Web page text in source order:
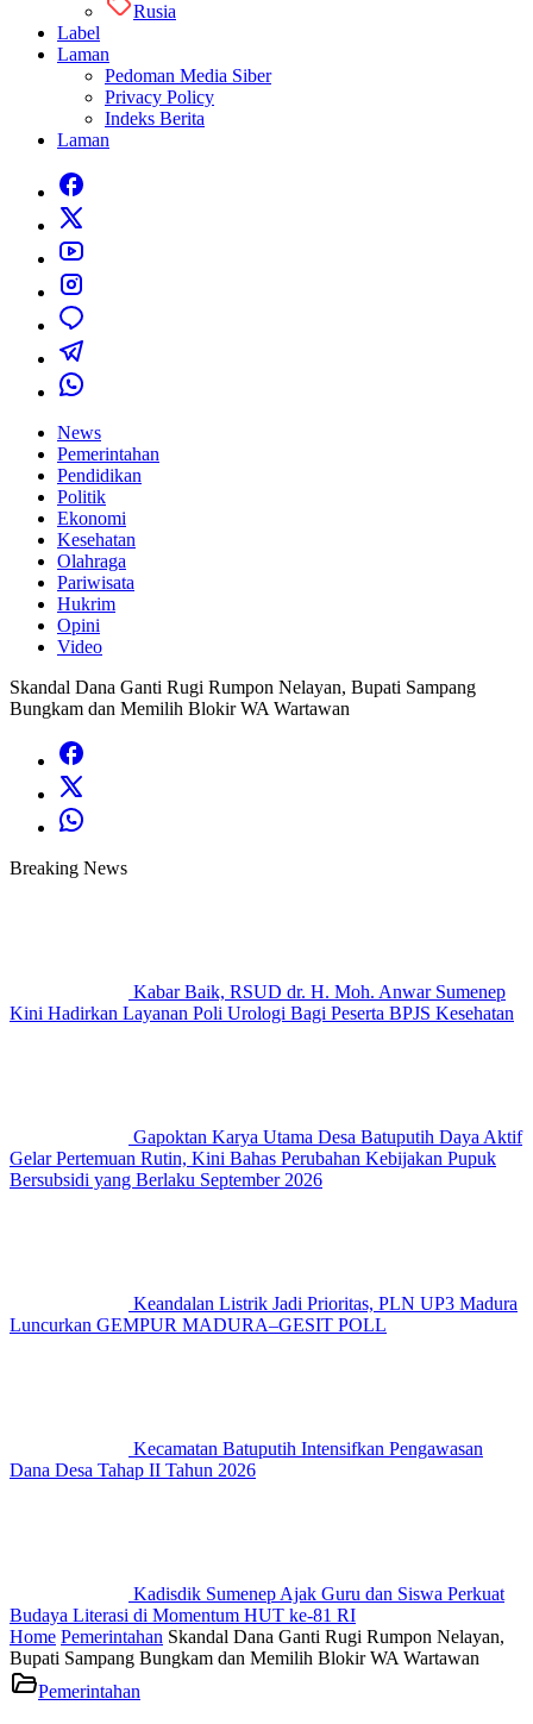
Rusia
Label
Laman
Pedoman Media Siber
Privacy Policy
Indeks Berita
Laman
News
Pemerintahan
Pendidikan
Politik
Ekonomi
Kesehatan
Olahraga
Pariwisata
Hukrim
Opini
Video
Skandal Dana Ganti Rugi Rumpon Nelayan, Bupati Sampang
Bungkam dan Memilih Blokir WA Wartawan
Breaking News
Kabar Baik, RSUD dr. H. Moh. Anwar Sumenep
Kini Hadirkan Layanan Poli Urologi Bagi Peserta BPJS Kesehatan
Gapoktan Karya Utama Desa Batuputih Daya Aktif
Gelar Pertemuan Rutin, Kini Bahas Perubahan Kebijakan Pupuk
Bersubsidi yang Berlaku September 2026
Keandalan Listrik Jadi Prioritas, PLN UP3 Madura
Luncurkan GEMPUR MADURA–GESIT POLL
Kecamatan Batuputih Intensifkan Pengawasan
Dana Desa Tahap II Tahun 2026
Kadisdik Sumenep Ajak Guru dan Siswa Perkuat
Budaya Literasi di Momentum HUT ke-81 RI
Home Pemerintahan Skandal Dana Ganti Rugi Rumpon Nelayan,
Bupati Sampang Bungkam dan Memilih Blokir WA Wartawan
Pemerintahan